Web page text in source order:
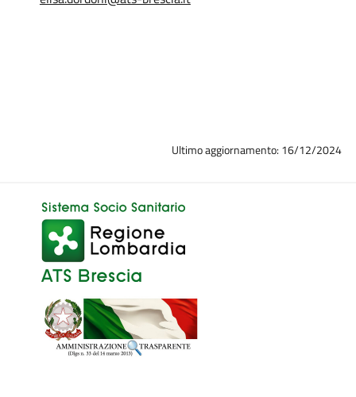
Ultimo aggiornamento: 16/12/2024